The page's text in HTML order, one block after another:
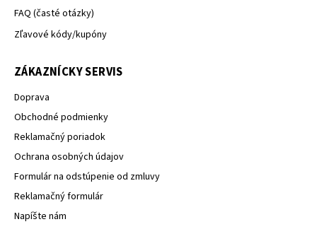
FAQ (časté otázky)
Zľavové kódy/kupóny
ZÁKAZNÍCKY SERVIS
Doprava
Obchodné podmienky
Reklamačný poriadok
Ochrana osobných údajov
Formulár na odstúpenie od zmluvy
Reklamačný formulár
Napíšte nám